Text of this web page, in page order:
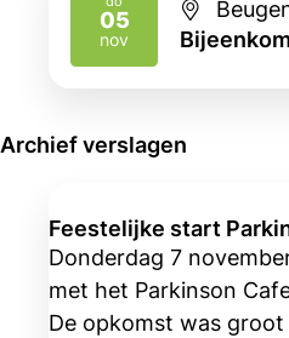
05
nov
2026
Archief verslagen
Feestelijke start
Donderdag 7
met het Parkinson
De opkomst was